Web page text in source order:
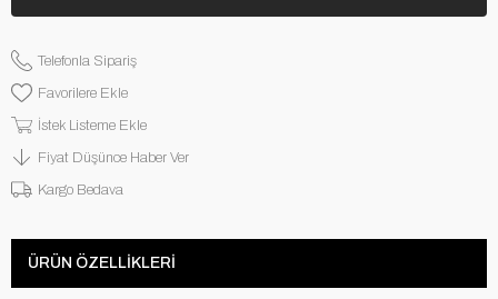
Telefonla Sipariş
Favorilere Ekle
İstek Listeme Ekle
Fiyat Düşünce Haber Ver
Kargo Bedava
ÜRÜN ÖZELLIKLERI